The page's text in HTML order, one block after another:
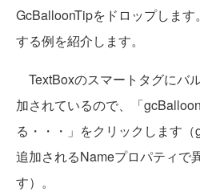
GcBalloonTipをドロップしま
する例を紹介します。
TextBoxのスマートタグにバ
加されているので、「
る・・・」をクリックします
追加されるNameプロパティで
す）。